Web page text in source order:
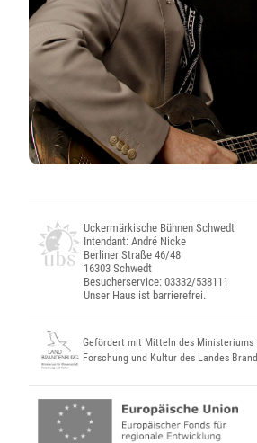
Uckermärkische Bühnen Schwedt
Intendant: André Nicke
Berliner Straße 46/48
16303 Schwedt
Besucherservice: 03332/538111
Unser Haus ist barrierefrei.
Gefördert mit Mitteln des Ministeriums
Forschung und Kultur des Landes